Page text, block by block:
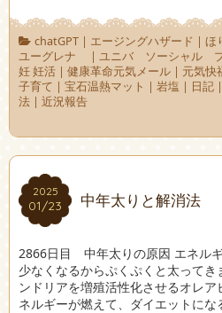
chatGPT| エージングハザード | ほ
ユーグレナ
| ユニバ ソーシャル プ
妊 妊活 | 健康革命元気メール | 元気快
子育て | 宝石温熱マット | 岩塩 | 日記 |
法 | 近況報告
2025
01/23
2025
01/23 中年太りと解消法
2866日目 中年太りの原因 エネル
少なくなるからぷくぷくと太って
ンドリアを増殖活性化させるオレ
ネルギーが燃えて、ダイエットに